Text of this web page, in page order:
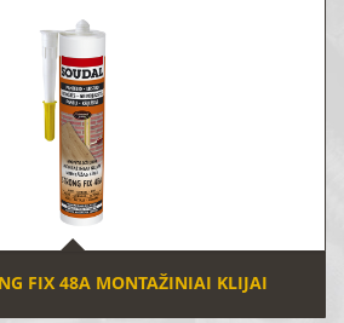
FIX 48A MONTAŽINIAI KLIJAI